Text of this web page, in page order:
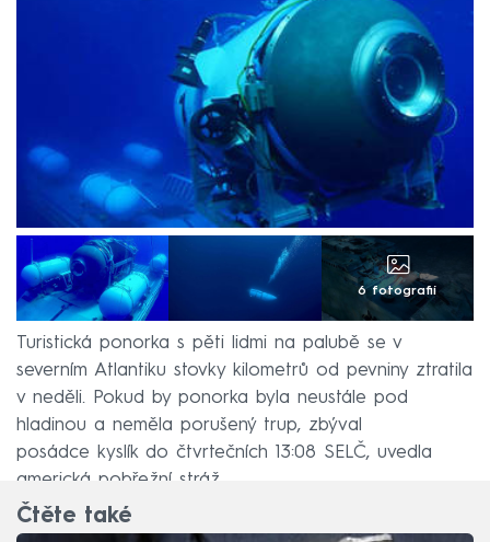
6 fotografií
Turistická ponorka s pěti lidmi na palubě se v
severním Atlantiku stovky kilometrů od pevniny ztratila
v neděli. Pokud by ponorka byla neustále pod
hladinou a neměla porušený trup, zbýval
posádce kyslík do čtvrtečních 13:08 SELČ, uvedla
americká pobřežní stráž.
Čtěte také